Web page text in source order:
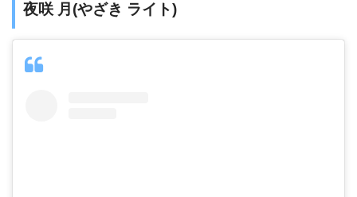
夜咲 月(やざき ライト)